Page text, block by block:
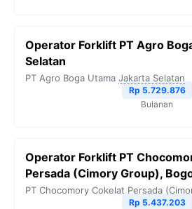
Operator Forklift PT Agro
Selatan
PT Agro Boga Utama Jakarta Selatan
Rp 5.729.876
Bulanan
Operator Forklift PT
Persada (Cimory Group),
PT Chocomory Cokelat Persada
Rp 5.437.203